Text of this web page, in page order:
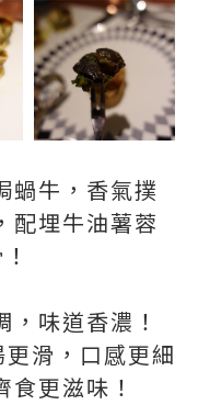
蝸牛，香氣撲
配埋牛油薯蓉
味道香濃！
滑，口感更細
更滋味！